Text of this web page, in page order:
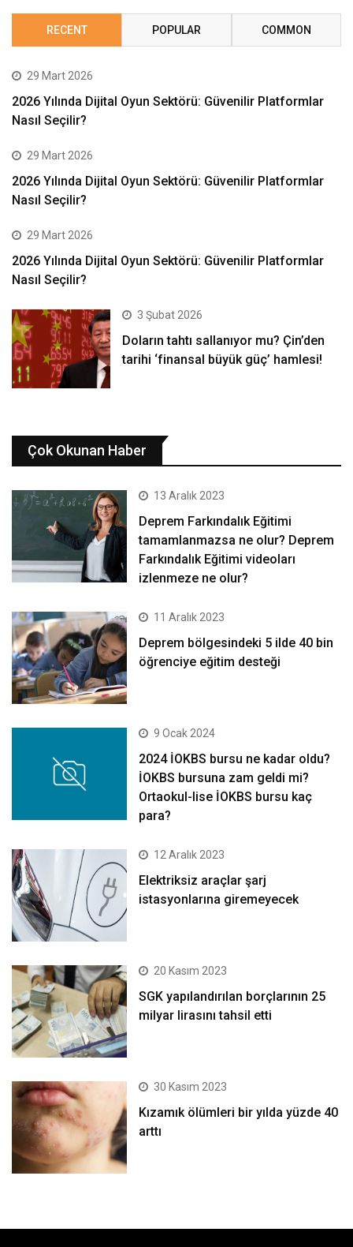
RECENT POPULAR COMMON
29 Mart 2026
2026 Yılında Dijital Oyun Sektörü: Güvenilir Platformlar
Nasıl Seçilir?
29 Mart 2026
2026 Yılında Dijital Oyun Sektörü: Güvenilir Platformlar
Nasıl Seçilir?
29 Mart 2026
2026 Yılında Dijital Oyun Sektörü: Güvenilir Platformlar
Nasıl Seçilir?
3 Şubat 2026
Doların tahtı sallanıyor mu? Çin’den
tarihi ‘finansal büyük güç’ hamlesi!
Çok Okunan Haber
13 Aralık 2023
Deprem Farkındalık Eğitimi
tamamlanmazsa ne olur? Deprem
Farkındalık Eğitimi videoları
izlenmeze ne olur?
11 Aralık 2023
Deprem bölgesindeki 5 ilde 40 bin
öğrenciye eğitim desteği
9 Ocak 2024
2024 İOKBS bursu ne kadar oldu?
İOKBS bursuna zam geldi mi?
Ortaokul-lise İOKBS bursu kaç
para?
12 Aralık 2023
Elektriksiz araçlar şarj
istasyonlarına giremeyecek
20 Kasım 2023
SGK yapılandırılan borçlarının 25
milyar lirasını tahsil etti
30 Kasım 2023
Kızamık ölümleri bir yılda yüzde 40
arttı